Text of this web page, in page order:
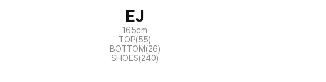
EJ
165cm
TOP(55)
BOTTOM(26)
SHOES(240)